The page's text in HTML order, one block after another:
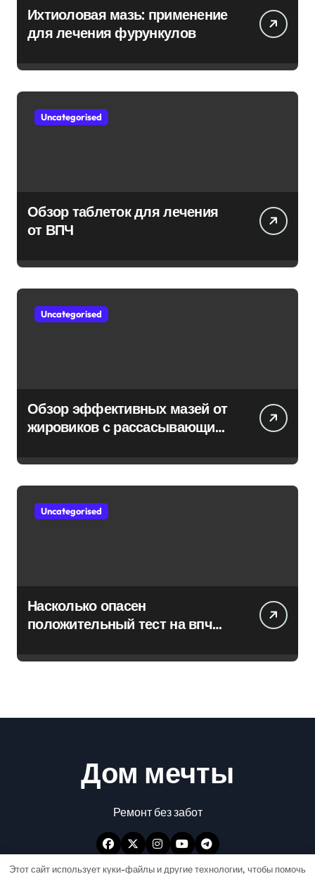
Ихтиоловая мазь: применение
для лечения фурункулов
Uncategorised
Обзор таблеток для лечения
от ВПЧ
Uncategorised
Обзор эффективных мазей от
жировиков с рассасывающим
Uncategorised
Насколько опасен
положительный тест на впч
Дом мечты
Ремонт без забот
Этот сайт использует куки-файлы и другие технологии, чтобы помочь